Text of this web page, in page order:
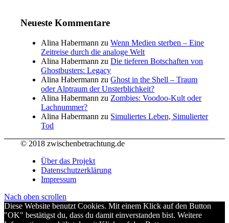
Neueste Kommentare
Alina Habermann zuWenn Medien sterben – Eine
Zeitreise durch die analoge Welt
Alina Habermann zuDie tieferen Botschaften von
Ghostbusters: Legacy
Alina Habermann zuGhost in the Shell – Traum
oder Alptraum der Unsterblichkeit?
Alina Habermann zu Zombies: Voodoo-Kult oder
Lachnummer?
Alina Habermann zu Simuliertes Leben, Simulierter
Tod
© 2018 zwischenbetrachtung.de
Über das Projekt
Datenschutzerklärung
Impressum
Nach oben scrollen
Diese Website benutzt Cookies. Mit einem Klick auf den Button
"OK" bestätigst du, dass du damit einverstanden bist. Weitere